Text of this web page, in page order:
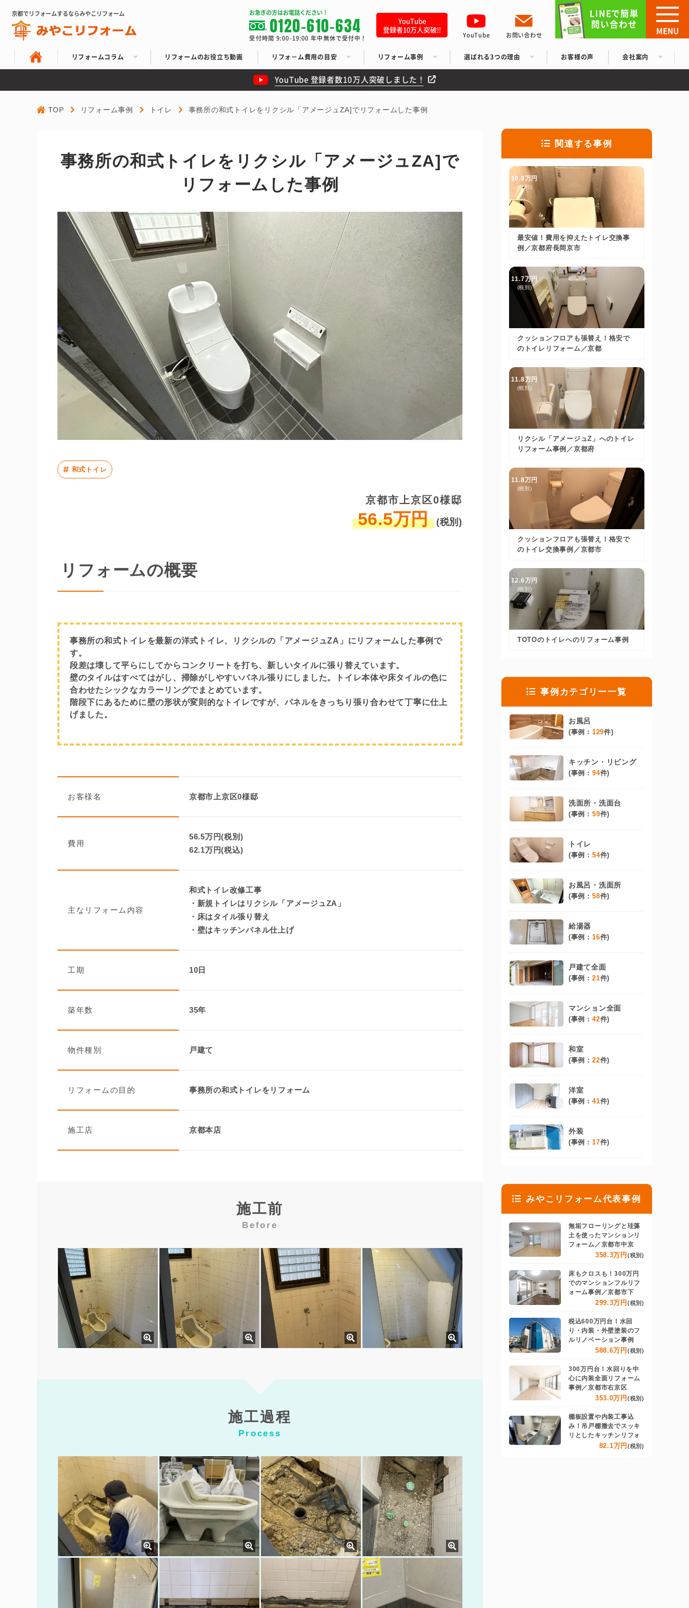
京都でリフォームするならみやこリフォーム お急ぎの方はお電話ください！
0120-610-634
受付時間 9:00-19:00 年中無休で受付中！
YouTube
登録者10万人突破!!
YouTube お問い合わせ
リフォームコラム リフォームのお役立ち動画 リフォ－ム費用の目安 リフォーム事例 選ばれる3つの理由 お客様の声 会社案内
YouTube 登録者数10万人突破しました！
LINEで簡単
問い合わせ
MENU
TOP リフォーム事例 トイレ 事務所の和式トイレをリクシル「アメージュZA]でリフォームした事例
事務所の和式トイレをリクシル「アメージュZA]で
リフォームした事例
和式トイレ
京都市上京区0様邸
56.5万円 (税別)
リフォームの概要
事務所の和式トイレを最新の洋式トイレ、リクシルの「アメージュZA」にリフォームした事例で
す。
段差は壊して平らにしてからコンクリートを打ち、新しいタイルに張り替えています。
壁のタイルはすべてはがし、掃除がしやすいパネル張りにしました。トイレ本体や床タイルの色に
合わせたシックなカラーリングでまとめています。
階段下にあるために壁の形状が変則的なトイレですが、パネルをきっちり張り合わせて丁寧に仕上
げました。
お客様名 京都市上京区0様邸
費用
56.5万円(税別)
62.1万円(税込)
主なリフォーム内容
和式トイレ改修工事
・新規トイレはリクシル「アメージュZA」
・床はタイル張り替え
・壁はキッチンパネル仕上げ
工期 10日
築年数 35年
物件種別 戸建て
リフォームの目的 事務所の和式トイレをリフォーム
施工店 京都本店
施工前
Before
施工過程
Process
関連する事例
10.8万円
(税別)
最安値！費用を抑えたトイレ交換事
例／京都府長岡京市
11.7万円
(税別)
クッションフロアも張替え！格安で
のトイレリフォーム／京都
11.8万円
(税別)
リクシル「アメージュZ」へのトイレ
リフォーム事例／京都府
11.8万円
(税別)
クッションフロアも張替え！格安で
のトイレ交換事例／京都市
12.6万円
(税別)
TOTOのトイレへのリフォーム事例
事例カテゴリー一覧
お風呂
(事例： 129件)
キッチン・リビング
(事例： 94件)
洗面所・洗面台
(事例： 59件)
トイレ
(事例： 54件)
お風呂・洗面所
(事例： 58件)
給湯器
(事例： 16件)
戸建て全面
(事例： 21件)
マンション全面
(事例： 42件)
和室
(事例： 22件)
洋室
(事例： 41件)
外装
(事例： 17件)
みやこリフォーム代表事例
無垢フローリングと珪藻
土を使ったマンションリ
フォーム／京都市中京
358.3万円 (税別)
床もクロスも！300万円
でのマンションフルリフ
ォーム事例／京都市下
299.3万円 (税別)
税込600万円台！水回
り・内装・外壁塗装のフ
ルリノベーション事例
588.6万円 (税別)
300万円台！水回りを中
心に内装全面リフォーム
事例／京都市右京区
353.0万円 (税別)
棚板設置や内装工事込
み！吊戸棚撤去でスッキ
リとしたキッチンリフォ
82.1万円 (税別)